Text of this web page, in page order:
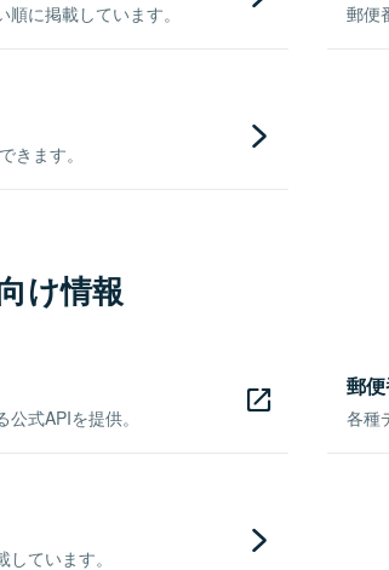
に掲載しています。 郵便
きます。
け情報
式APIを提供。
郵
各種
ています。